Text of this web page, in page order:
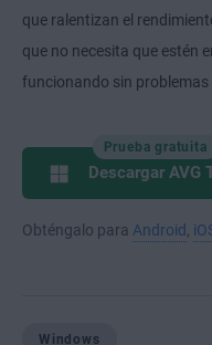
que ralentizan el
que no necesita que estén
funcionando sin problemas
Prueba gratuita
Descargar AVG
Obténgalo para Android
Windows